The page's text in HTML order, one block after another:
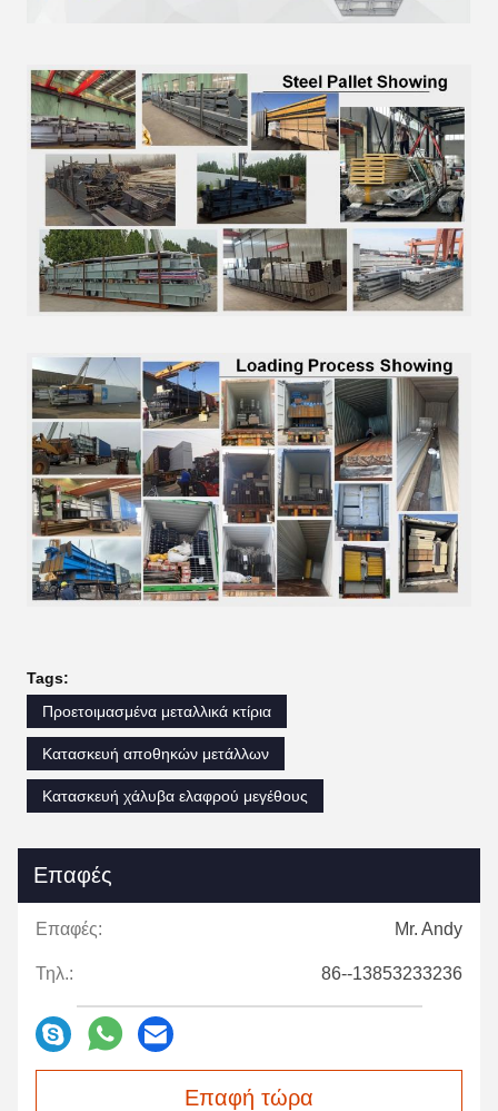
Tags:
Προετοιμασμένα μεταλλικά κτίρια
Κατασκευή αποθηκών μετάλλων
Κατασκευή χάλυβα ελαφρού μεγέθους
Επαφές
Επαφές: Mr. Andy
Τηλ.: 86--13853233236
Επαφή τώρα